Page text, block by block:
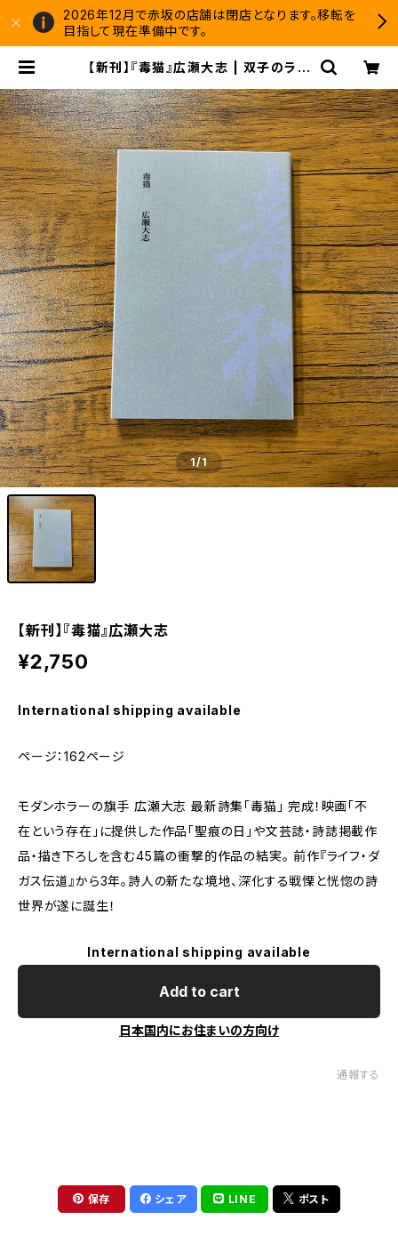
2026年12月で赤坂の店舗は閉店となります。移転を
目指して現在準備中です。
【新刊】『毒猫』広瀬大志 | 双子のライ
1/1
【新刊】『毒猫』広瀬大志
¥2,750
International shipping available
ページ：162ページ
モダンホラーの旗手 広瀬大志 最新詩集「毒猫」 完成！映画「不
在という存在」に提供した作品「聖痕の日」や文芸誌・詩誌掲載作
品・描き下ろしを含む45篇の衝撃的作品の結実。 前作『ライフ・ダ
ガス伝道』から3年。詩人の新たな境地、深化する戦慄と恍惚の詩
世界が遂に誕生！
International shipping available
Add to cart
日本国内にお住まいの方向け
通報する
保存 シェア LINE ポスト